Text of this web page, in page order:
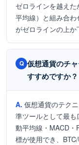
ゼロラインを越え
平均線）と組み合
がゼロラインの上か
仮想通貨のチ
すすめですか？
仮想通貨のテク
準ツールとして最
動平均線・MACD
標が使用でき、